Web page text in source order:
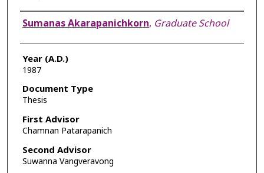
Author
Sumanas Akarapanichkorn, Graduate School
Year (A.D.)
1987
Document Type
Thesis
First Advisor
Chamnan Patarapanich
Second Advisor
Suwanna Vangveravong